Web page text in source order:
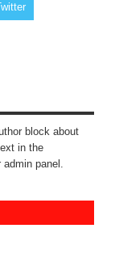
block about
in the
panel.